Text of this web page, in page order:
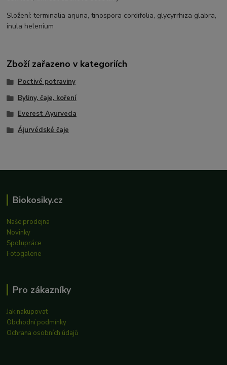
Složení: terminalia arjuna, tinospora cordifolia, glycyrrhiza glabra,
inula helenium
Zboží zařazeno v kategoriích
Poctivé potraviny
Byliny, čaje, koření
Everest Ayurveda
Ájurvédské čaje
Biokosiky.cz
Naše prodejna
Novinky
Spolupráce
Fotogalerie
Pro zákazníky
Jak nakupovat
Obchodní podmínky
Ochrana osobních údajů